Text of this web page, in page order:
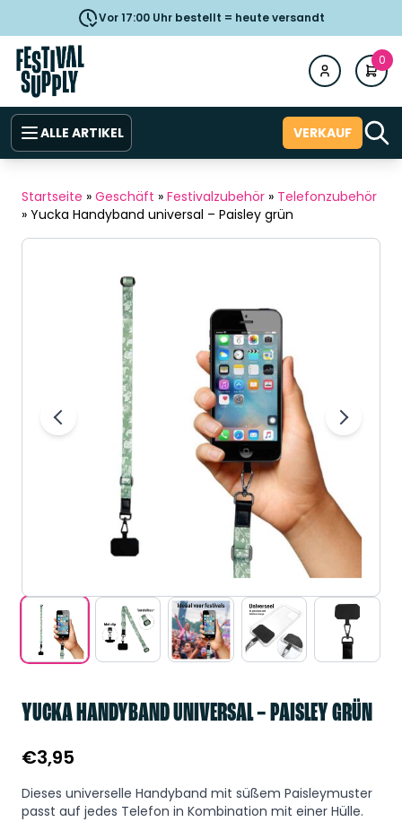
Vor 17:00 Uhr bestellt = heute versandt
0
ALLE ARTIKEL VERKAUF
Startseite » Geschäft » Festivalzubehör » Telefonzubehör
» Yucka Handyband universal – Paisley grün
YUCKA HANDYBAND UNIVERSAL – PAISLEY GRÜN
€3,95
Dieses universelle Handyband mit süßem Paisleymuster
passt auf jedes Telefon in Kombination mit einer Hülle.